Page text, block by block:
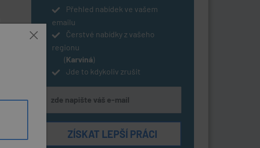
Přehled nabídek ve vašem
emailu
Čerstvé nabídky z vašeho
regionu
(Karviná)
Jde to kdykoliv zrušit